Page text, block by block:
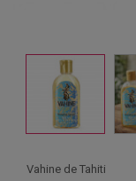
Vahine de Tahiti